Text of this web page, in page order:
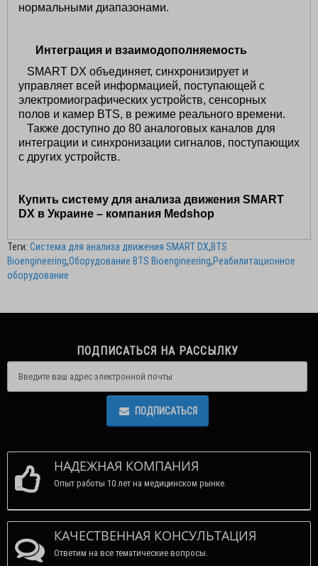
нормальными диапазонами.
Интеграция и взаимодополняемость
SMART DX объединяет, синхронизирует и
управляет всей информацией, поступающей с
электромиографических устройств, сенсорных
полов и камер BTS, в режиме реального времени.
Также доступно до 80 аналоговых каналов для
интеграции и синхронизации сигналов, поступающих
с других устройств.
Купить систему для анализа движения SMART
DX в Украине – компания Medshop
Теги: Система для анализа движения SMART DX,BTS
Bioengineering,Оборудование BTS Bioengineering,Реабилитационное
оборудование
ПОДПИСАТЬСЯ НА РАССЫЛКУ
ПОДПИСАТЬСЯ
НАДЕЖНАЯ КОМПАНИЯ
Опыт работы 10 лет на медицинском рынке.
КАЧЕСТВЕННАЯ КОНСУЛЬТАЦИЯ
Ответим на все тематические вопросы.